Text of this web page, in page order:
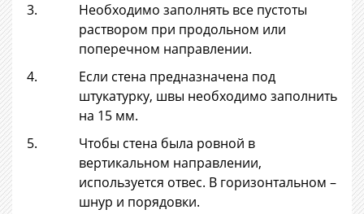
Необходимо заполнять все пустоты
раствором при продольном или
поперечном направлении.
Если стена предназначена под
штукатурку, швы необходимо заполнить
на 15 мм.
Чтобы стена была ровной в
вертикальном направлении,
используется отвес. В горизонтальном –
шнур и порядовки.